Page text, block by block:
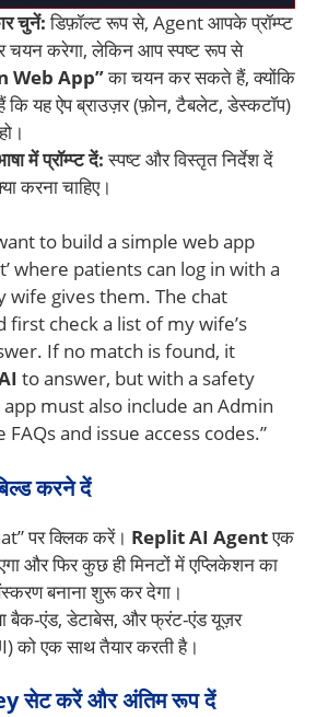
चुनें:डिफ़ॉल्ट रूप से, Agent आपके प्रॉम्प्ट
चयन करेगा, लेकिन आप स्पष्ट रूप से
Web App”का चयन कर सकते हैं, क्योंकि
कि यह ऐप ब्राउज़र (फ़ोन, टैबलेट, डेस्कटॉप)
में प्रॉम्प्ट दें:स्पष्ट और विस्तृत निर्देश दें
करना चाहिए।
to build a simple web app
where patients can log in with a
wife gives them. The chat
first check a list of my wife’s
If no match is found, it
to answer, but with a safety
must also include an Admin
and issue access codes.”
करने दें
पर क्लिक करें। Replit AI Agentएक
और फिर कुछ ही मिनटों में एप्लिकेशन का
बनाना शुरू कर देगा।
बैक-एंड, डेटाबेस, और फ्रंट-एंड यूज़र
को एक साथ तैयार करती है।
सेट करें और अंतिम रूप दें